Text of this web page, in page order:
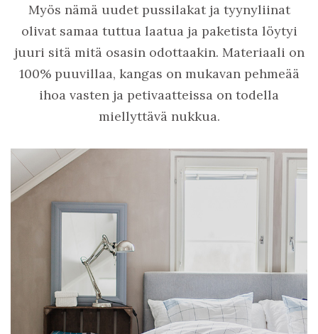
Myös nämä uudet pussilakat ja tyynyliinat
olivat samaa tuttua laatua ja paketista löytyi
juuri sitä mitä osasin odottaakin. Materiaali on
100% puuvillaa, kangas on mukavan pehmeää
ihoa vasten ja petivaatteissa on todella
miellyttävä nukkua.